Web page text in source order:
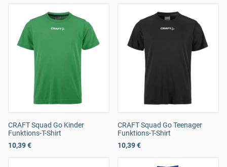
CRAFT Squad Go Kinder
Funktions-T-Shirt
10,39 €
CRAFT Squad Go Teenager
Funktions-T-Shirt
10,39 €